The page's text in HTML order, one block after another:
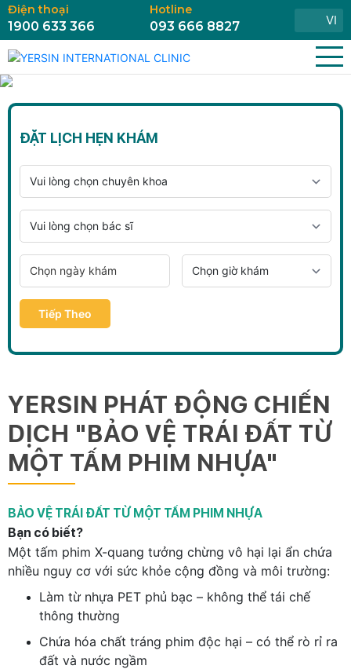
Điện thoại
1900 633 366
Hotline
093 666 8827 VI
ĐẶT LỊCH HẸN KHÁM
Tiếp Theo
YERSIN PHÁT ĐỘNG CHIẾN
DỊCH "BẢO VỆ TRÁI ĐẤT TỪ
MỘT TẤM PHIM NHỰA"
BẢO VỆ TRÁI ĐẤT TỪ MỘT TẤM PHIM NHỰA
Bạn có biết?
Một tấm phim X-quang tưởng chừng vô hại lại ẩn chứa
nhiều nguy cơ với sức khỏe cộng đồng và môi trường:
Làm từ nhựa PET phủ bạc – không thể tái chế
thông thường
Chứa hóa chất tráng phim độc hại – có thể rò rỉ ra
đất và nước ngầm